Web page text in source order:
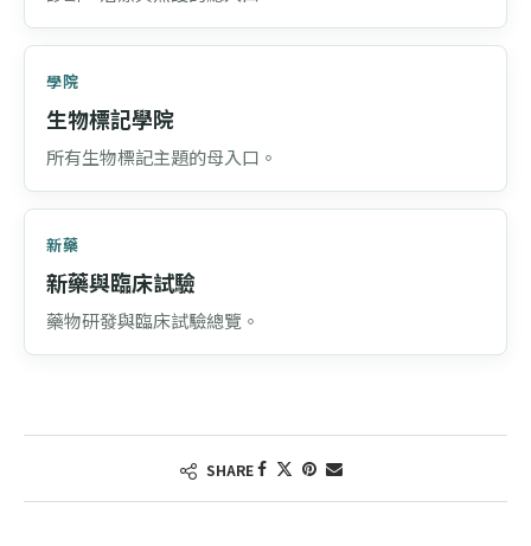
學院
生物標記學院
所有生物標記主題的母入口。
新藥
新藥與臨床試驗
藥物研發與臨床試驗總覽。
SHARE